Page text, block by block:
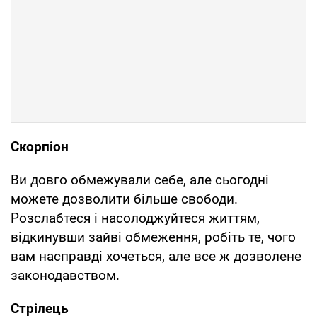
Скорпіон
Ви довго обмежували себе, але сьогодні
можете дозволити більше свободи.
Розслабтеся і насолоджуйтеся життям,
відкинувши зайві обмеження, робіть те, чого
вам насправді хочеться, але все ж дозволене
законодавством.
Стрілець